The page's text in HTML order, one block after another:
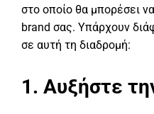
στο οποίο θα μπορέσει
brand σας. Υπάρχουν
σε αυτή τη διαδρομή:
1. Αυξήστε